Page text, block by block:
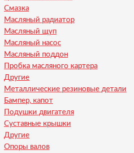
Смазка
Масляный радиатор
Масляный щуп
Масляный насос
Масляный поддон
Пробка масляного картера
Другие
Металлические резиновые детали
Бампер, капот
Подушки двигателя
Суставные крышки
Другие
Опоры валов